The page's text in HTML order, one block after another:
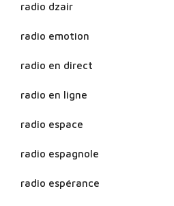
radio dzair
radio emotion
radio en direct
radio en ligne
radio espace
radio espagnole
radio espérance